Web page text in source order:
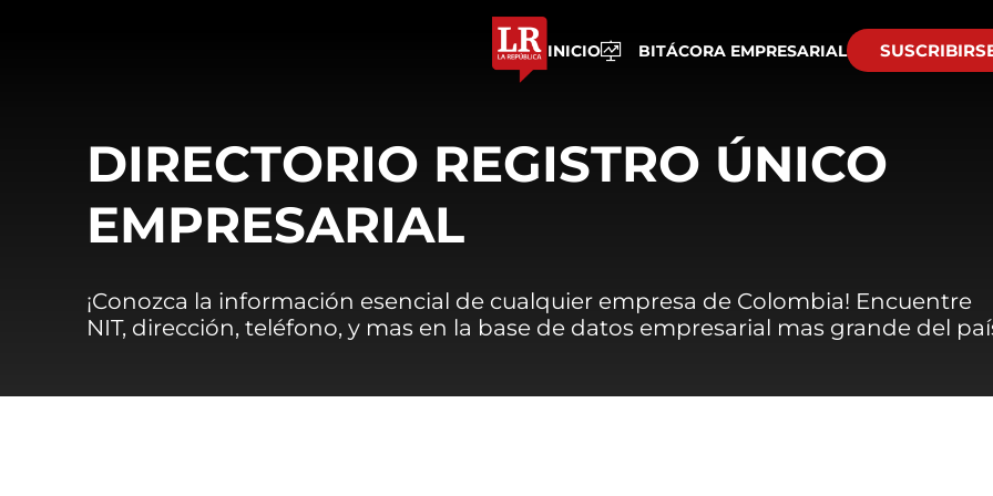
INICIO BITÁCORA EMPRESARIAL
DIRECTORIO REGISTRO ÚNICO
EMPRESARIAL
¡Conozca la información esencial de cualquier empresa de Colombia! Encuentre
NIT, dirección, teléfono, y mas en la base de datos empresarial mas grande del